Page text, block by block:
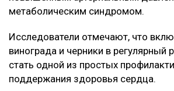
метаболическим синдромом.
Исследователи отмечают, что
винограда и черники в регулярный
стать одной из простых
поддержания здоровья сердца.